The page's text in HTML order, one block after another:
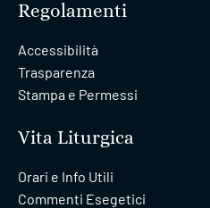
Regolamenti
Accessibilità
Trasparenza
Stampa e Permessi
Vita Liturgica
Orari e Info Utili
Commenti Esegetici